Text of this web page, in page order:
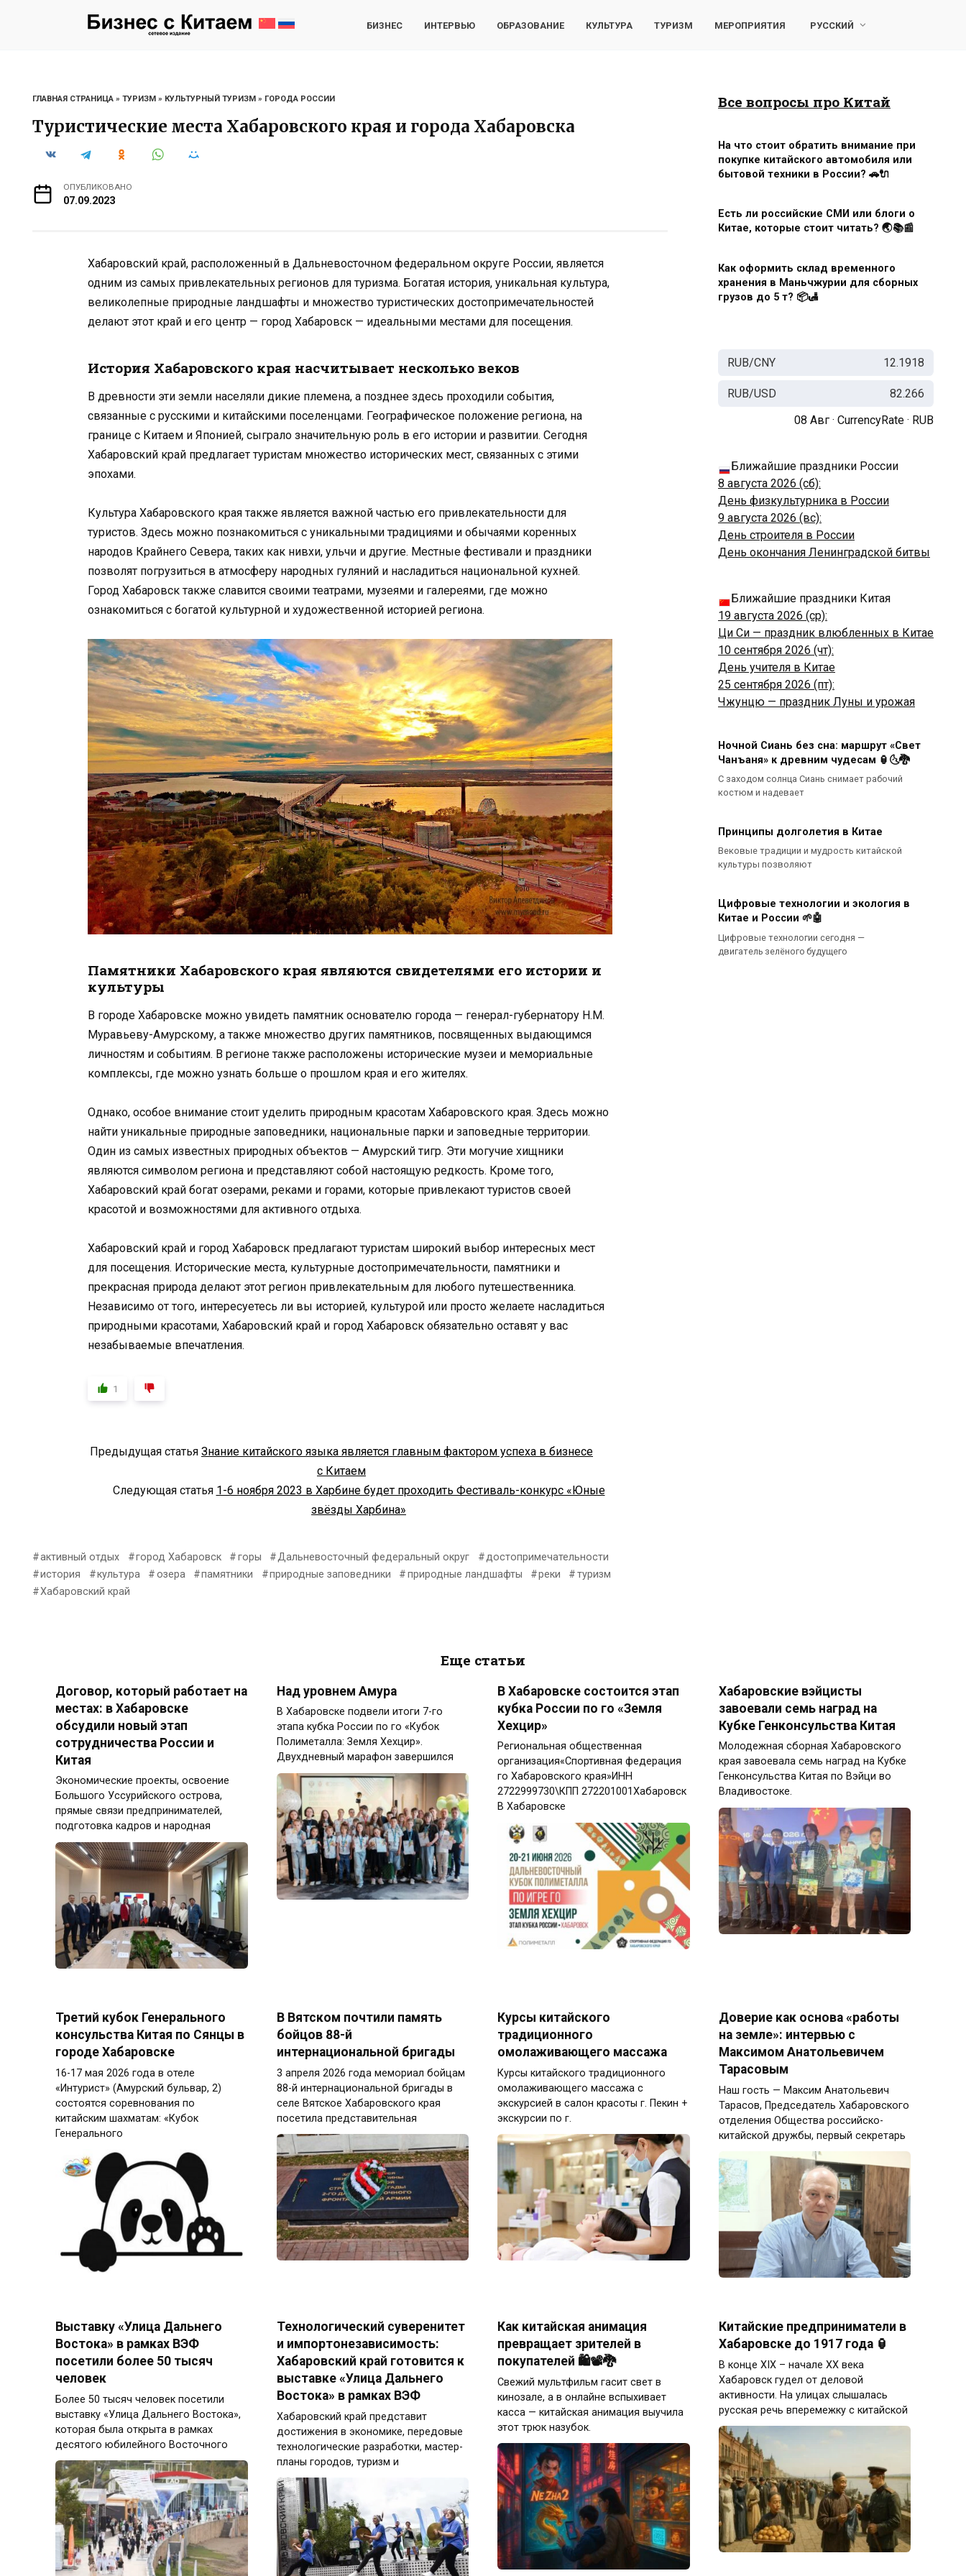
БИЗНЕС ИНТЕРВЬЮ ОБРАЗОВАНИЕ КУЛЬТУРА ТУРИЗМ МЕРОПРИЯТИЯ РУССКИЙ
ГЛАВНАЯ СТРАНИЦА » ТУРИЗМ » КУЛЬТУРНЫЙ ТУРИЗМ » ГОРОДА РОССИИ
Туристические места Хабаровского края и города Хабаровска
ОПУБЛИКОВАНО
07.09.2023
Хабаровский край, расположенный в Дальневосточном федеральном округе России, является
одним из самых привлекательных регионов для туризма. Богатая история, уникальная культура,
великолепные природные ландшафты и множество туристических достопримечательностей
делают этот край и его центр — город Хабаровск — идеальными местами для посещения.
История Хабаровского края насчитывает несколько веков
В древности эти земли населяли дикие племена, а позднее здесь проходили события,
связанные с русскими и китайскими поселенцами. Географическое положение региона, на
границе с Китаем и Японией, сыграло значительную роль в его истории и развитии. Сегодня
Хабаровский край предлагает туристам множество исторических мест, связанных с этими
эпохами.
Культура Хабаровского края также является важной частью его привлекательности для
туристов. Здесь можно познакомиться с уникальными традициями и обычаями коренных
народов Крайнего Севера, таких как нивхи, ульчи и другие. Местные фестивали и праздники
позволят погрузиться в атмосферу народных гуляний и насладиться национальной кухней.
Город Хабаровск также славится своими театрами, музеями и галереями, где можно
ознакомиться с богатой культурной и художественной историей региона.
Памятники Хабаровского края являются свидетелями его истории и
культуры
В городе Хабаровске можно увидеть памятник основателю города — генерал-губернатору Н.М.
Муравьеву-Амурскому, а также множество других памятников, посвященных выдающимся
личностям и событиям. В регионе также расположены исторические музеи и мемориальные
комплексы, где можно узнать больше о прошлом края и его жителях.
Однако, особое внимание стоит уделить природным красотам Хабаровского края. Здесь можно
найти уникальные природные заповедники, национальные парки и заповедные территории.
Один из самых известных природных объектов — Амурский тигр. Эти могучие хищники
являются символом региона и представляют собой настоящую редкость. Кроме того,
Хабаровский край богат озерами, реками и горами, которые привлекают туристов своей
красотой и возможностями для активного отдыха.
Хабаровский край и город Хабаровск предлагают туристам широкий выбор интересных мест
для посещения. Исторические места, культурные достопримечательности, памятники и
прекрасная природа делают этот регион привлекательным для любого путешественника.
Независимо от того, интересуетесь ли вы историей, культурой или просто желаете насладиться
природными красотами, Хабаровский край и город Хабаровск обязательно оставят у вас
незабываемые впечатления.
1
Предыдущая статья Знание китайского языка является главным фактором успеха в бизнесе
с Китаем
Следующая статья 1-6 ноября 2023 в Харбине будет проходить Фестиваль-конкурс «Юные
звёзды Харбина»
активный отдых город Хабаровск горы Дальневосточный федеральный округ
достопримечательности
история
культура озера памятники природные заповедники природные ландшафты реки
туризм
Хабаровский край
Все вопросы про Китай
На что стоит обратить внимание при
покупке китайского автомобиля или
бытовой техники в России? 🚗🔌
Есть ли российские СМИ или блоги о
Китае, которые стоит читать? 🌏📚📰
Как оформить склад временного
хранения в Маньчжурии для сборных
грузов до 5 т? 📦🛃
RUB/CNY 12.1918
RUB/USD
82.266
08 Авг · CurrencyRate · RUB
Ближайшие праздники России
8 августа 2026 (сб):
День физкультурника в России
9 августа 2026 (вс):
День строителя в России
День окончания Ленинградской битвы
Ближайшие праздники Китая
19 августа 2026 (ср):
Ци Си — праздник влюбленных в Китае
10 сентября 2026 (чт):
День учителя в Китае
25 сентября 2026 (пт):
Чжунцю — праздник Луны и урожая
Ночной Сиань без сна: маршрут «Свет
Чанъаня» к древним чудесам 🏮🌜🐉
С заходом солнца Сиань снимает рабочий
костюм и надевает
Принципы долголетия в Китае
Вековые традиции и мудрость китайской
культуры позволяют
Цифровые технологии и экология в
Китае и России 🌱🤖
Цифровые технологии сегодня —
двигатель зелёного будущего
Еще статьи
Договор, который работает на
местах: в Хабаровске
обсудили новый этап
сотрудничества России и
Китая
Экономические проекты, освоение
Большого Уссурийского острова,
прямые связи предпринимателей,
подготовка кадров и народная
Над уровнем Амура
В Хабаровске подвели итоги 7-го
этапа кубка России по го «Кубок
Полиметалла: Земля Хехцир».
Двухдневный марафон завершился
В Хабаровске состоится этап
кубка России по го «Земля
Хехцир»
Региональная общественная
организация«Спортивная федерация
го Хабаровского края»ИНН
2722999730\КПП 272201001Хабаровск
В Хабаровске
Хабаровские вэйцисты
завоевали семь наград на
Кубке Генконсульства Китая
Молодежная сборная Хабаровского
края завоевала семь наград на Кубке
Генконсульства Китая по Вэйци во
Владивостоке.
Третий кубок Генерального
консульства Китая по Сянцы в
городе Хабаровске
16-17 мая 2026 года в отеле
«Интурист» (Амурский бульвар, 2)
состоятся соревнования по
китайским шахматам: «Кубок
Генерального
В Вятском почтили память
бойцов 88-й
интернациональной бригады
3 апреля 2026 года мемориал бойцам
88-й интернациональной бригады в
селе Вятское Хабаровского края
посетила представительная
Курсы китайского
традиционного
омолаживающего массажа
Курсы китайского традиционного
омолаживающего массажа с
экскурсией в салон красоты г. Пекин +
экскурсии по г.
Доверие как основа «работы
на земле»: интервью с
Максимом Анатольевичем
Тарасовым
Наш гость — Максим Анатольевич
Тарасов, Председатель Хабаровского
отделения Общества российско-
китайской дружбы, первый секретарь
Выставку «Улица Дальнего
Востока» в рамках ВЭФ
посетили более 50 тысяч
человек
Более 50 тысяч человек посетили
выставку «Улица Дальнего Востока»,
которая была открыта в рамках
десятого юбилейного Восточного
Технологический суверенитет
и импортонезависимость:
Хабаровский край готовится к
выставке «Улица Дальнего
Востока» в рамках ВЭФ
Хабаровский край представит
достижения в экономике, передовые
технологические разработки, мастер-
планы городов, туризм и
Как китайская анимация
превращает зрителей в
покупателей 🛍️📽️🐉
Свежий мультфильм гасит свет в
кинозале, а в онлайне вспыхивает
касса — китайская анимация выучила
этот трюк назубок.
Китайские предприниматели в
Хабаровске до 1917 года 🏮
В конце XIX – начале XX века
Хабаровск гудел от деловой
активности. На улицах слышалась
русская речь вперемежку с китайской